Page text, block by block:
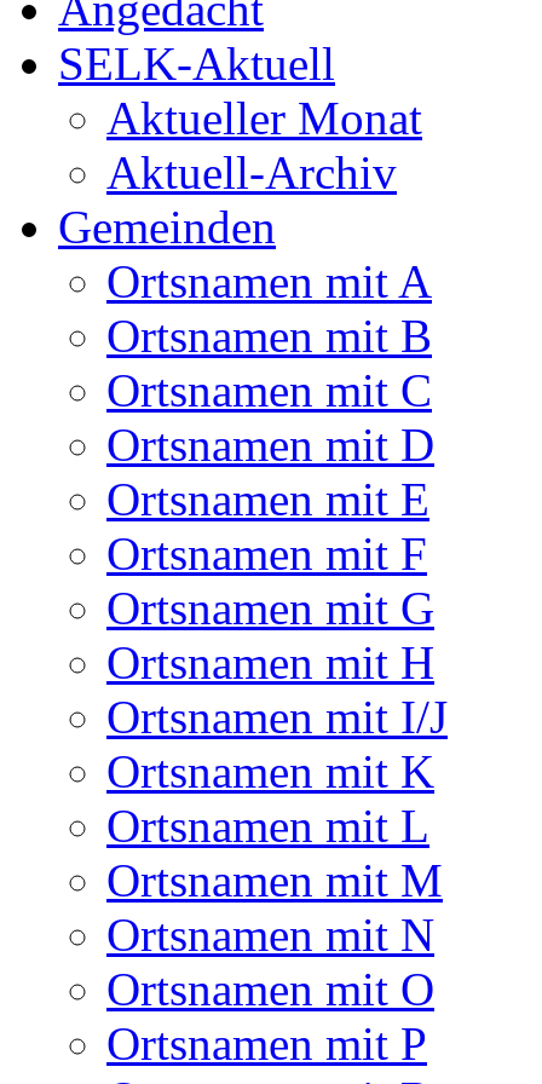
SELK-Aktuell
Aktueller Monat
Aktuell-Archiv
Gemeinden
Ortsnamen mit A
Ortsnamen mit B
Ortsnamen mit C
Ortsnamen mit D
Ortsnamen mit E
Ortsnamen mit F
Ortsnamen mit G
Ortsnamen mit H
Ortsnamen mit I/J
Ortsnamen mit K
Ortsnamen mit L
Ortsnamen mit M
Ortsnamen mit N
Ortsnamen mit O
Ortsnamen mit P